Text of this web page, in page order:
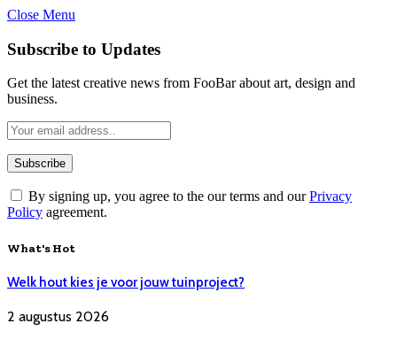
Close Menu
Subscribe to Updates
Get the latest creative news from FooBar about art, design and
business.
By signing up, you agree to the our terms and ourPrivacy
Policy agreement.
What's Hot
Welk hout kies je voor jouw tuinproject?
2 augustus 2026